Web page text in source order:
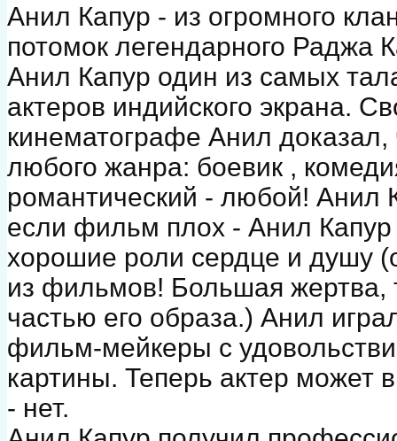
Анил Капур - из огромного
потомок легендарного Раджа
Анил Капур один из самых
актеров индийского экрана.
кинематографе Анил
любого жанра: боевик ,
романтический - любой! Анил
если фильм плох - Анил
хорошие роли сердце и душу
из фильмов! Большая жертва,
частью его образа.) Анил
фильм-мейкеры с
картины. Теперь актер может
- нет.